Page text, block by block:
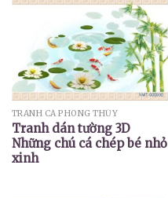
TRANH CÁ PHONG THỦY
Tranh dán tường 3D
Những chú cá chép bé nhỏ
xinh